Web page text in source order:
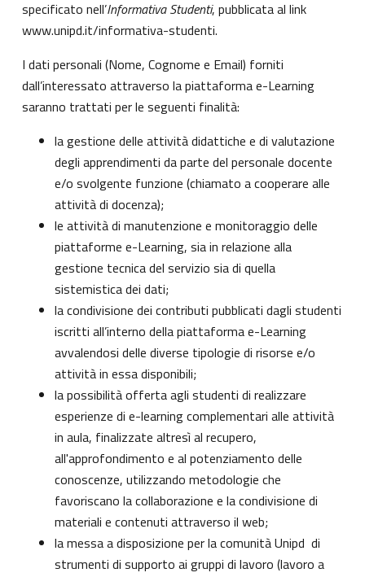
specificato nell’Informativa Studenti, pubblicata al link
www.unipd.it/informativa-studenti.
I dati personali (Nome, Cognome e Email) forniti
dall’interessato attraverso la piattaforma e-Learning
saranno trattati per le seguenti finalità:
la gestione delle attività didattiche e di valutazione
degli apprendimenti da parte del personale docente
e/o svolgente funzione (chiamato a cooperare alle
attività di docenza);
le attività di manutenzione e monitoraggio delle
piattaforme e-Learning, sia in relazione alla
gestione tecnica del servizio sia di quella
sistemistica dei dati;
la condivisione dei contributi pubblicati dagli studenti
iscritti all’interno della piattaforma e-Learning
avvalendosi delle diverse tipologie di risorse e/o
attività in essa disponibili;
la possibilità offerta agli studenti di realizzare
esperienze di e-learning complementari alle attività
in aula, finalizzate altresì al recupero,
all'approfondimento e al potenziamento delle
conoscenze, utilizzando metodologie che
favoriscano la collaborazione e la condivisione di
materiali e contenuti attraverso il web;
la messa a disposizione per la comunità Unipd di
strumenti di supporto ai gruppi di lavoro (lavoro a